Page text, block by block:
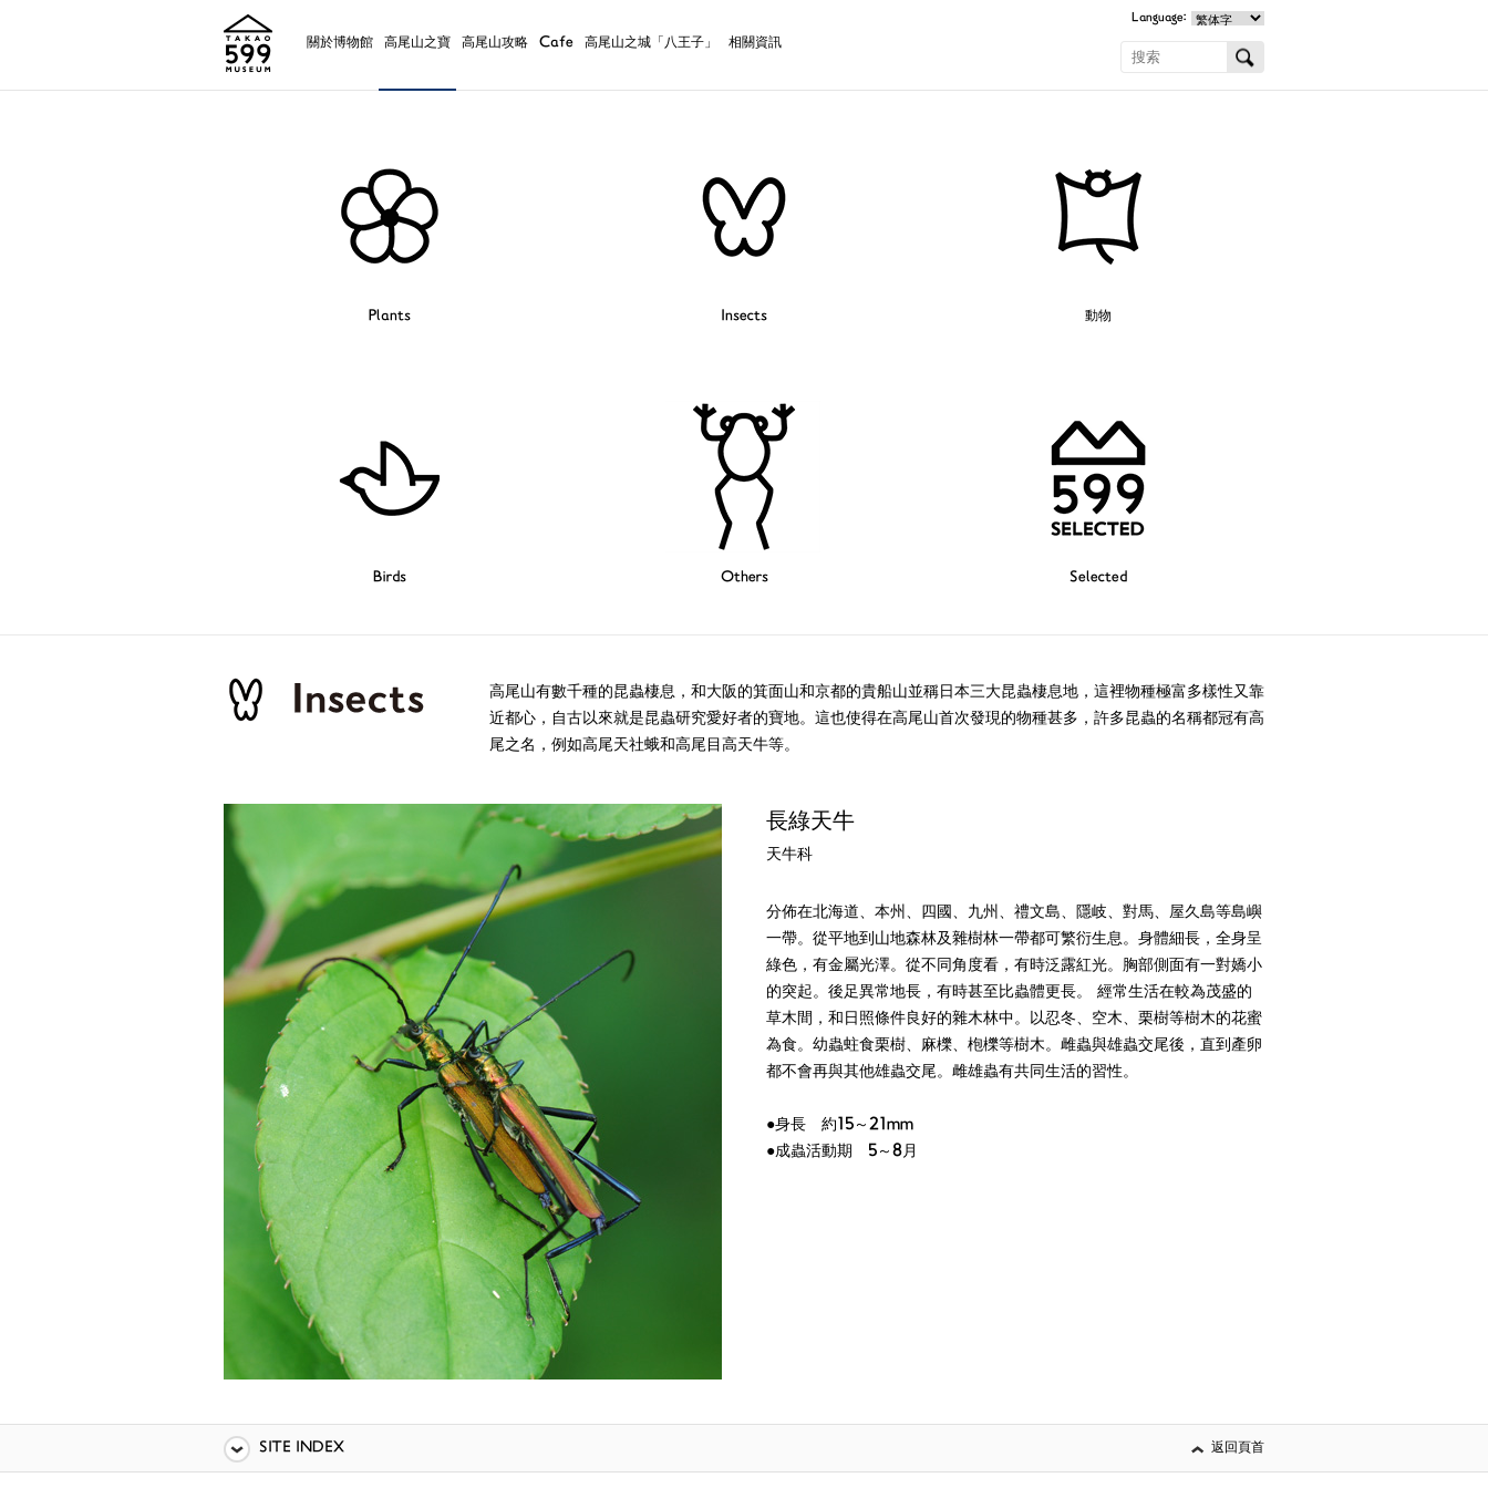
關於博物館 高尾山之寶 高尾山攻略 Cafe 高尾山之城「八王子」 相關資訊
Language:
Plants Insects 動物
Birds Others Selected
高尾山有數千種的昆蟲棲息，和大阪的箕面山和京都的貴船山並稱日本三大昆蟲棲息地，這裡物種極富多樣性又靠
近都心，自古以來就是昆蟲研究愛好者的寶地。這也使得在高尾山首次發現的物種甚多，許多昆蟲的名稱都冠有高
尾之名，例如高尾天社蛾和高尾目高天牛等。
長綠天牛
天牛科
分佈在北海道、本州、四國、九州、禮文島、隱岐、對馬、屋久島等島嶼
一帶。從平地到山地森林及雜樹林一帶都可繁衍生息。身體細長，全身呈
綠色，有金屬光澤。從不同角度看，有時泛露紅光。胸部側面有一對嬌小
的突起。後足異常地長，有時甚至比蟲體更長。 經常生活在較為茂盛的
草木間，和日照條件良好的雜木林中。以忍冬、空木、栗樹等樹木的花蜜
為食。幼蟲蛀食栗樹、麻櫟、枹櫟等樹木。雌蟲與雄蟲交尾後，直到產卵
都不會再與其他雄蟲交尾。雌雄蟲有共同生活的習性。
●身長 約15～21mm
●成蟲活動期 5～8月
返回頁首
SITE INDEX